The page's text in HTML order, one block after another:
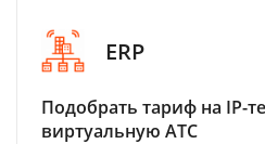
ERP
Подобрать тариф на IP-
виртуальную АТС